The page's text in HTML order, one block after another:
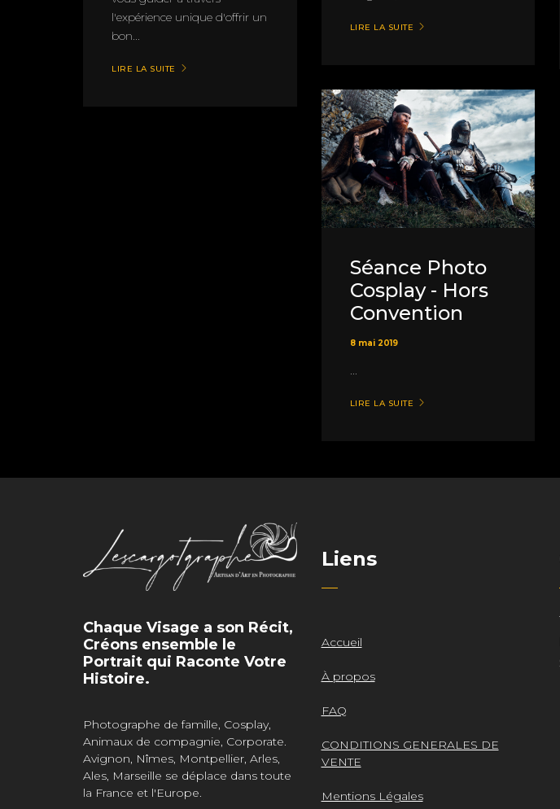
l'expérience unique d'offrir un
bon...
LIRE LA SUITE
LIRE LA SUITE
Séance Photo
Cosplay - Hors
Convention
8 mai 2019
...
LIRE LA SUITE
Chaque Visage a son Récit,
Créons ensemble le
Portrait qui Raconte Votre
Histoire.
Photographe de famille, Cosplay,
Animaux de compagnie, Corporate.
Avignon, Nîmes, Montpellier, Arles,
Ales, Marseille se déplace dans toute
la France et l'Europe.
Liens
Accueil
À propos
FAQ
CONDITIONS GENERALES DE
VENTE
Mentions Légales